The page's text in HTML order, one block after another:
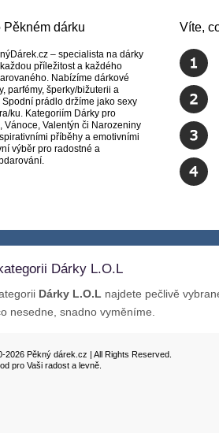
Pěkném dárku
– specialista na dárky
příležitost a každého
Nabízíme dárkové
parfémy, šperky/bižuterii a
prádlo držíme jako sexy
ku. Kategoriím Dárky pro
Vánoce, Valentýn či Narozeniny
příběhy a emotivními
výběr pro radostné a
Víte,
Dárky L.O.L
Dárky L.O.L najdete pečlivě
nesedne, snadno vyměníme.
2026 Pěkný dárek.cz | All Rights Reserved.
pro Vaši radost a levně.